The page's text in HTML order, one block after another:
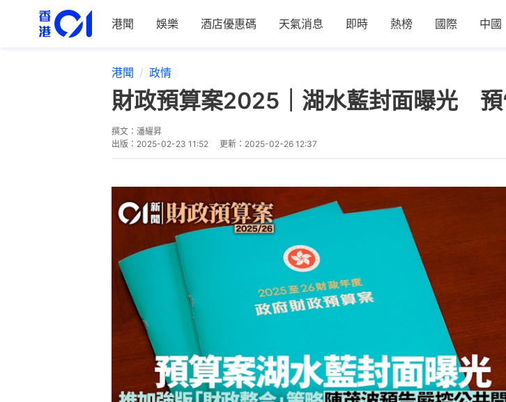
港聞 娛樂 酒店優惠碼 天氣消息 即時 熱榜 國際 中國
港聞 政情
財政預算案2025｜湖水藍封面曝光 預
撰文： 潘耀昇
出版： 2025-02-23 11:52 更新： 2025-02-26 12:37